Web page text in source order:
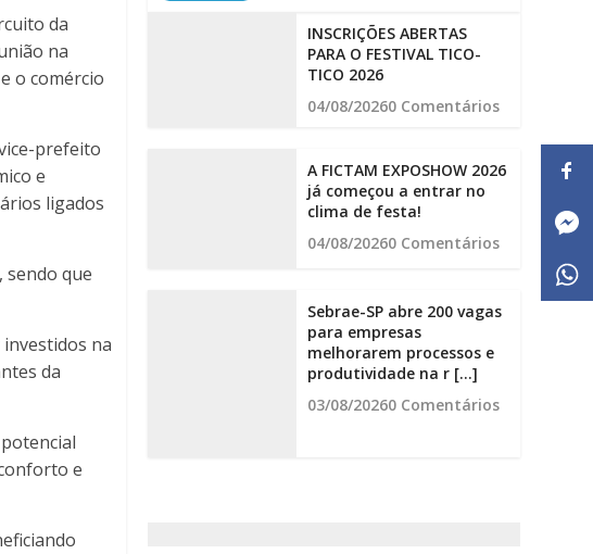
da
na
o comércio
prefeito
e
ligados
sendo que
na
da
e
INSCRIÇÕES ABERTAS
PARA O FESTIVAL TICO-
TICO 2026
04/08/20260 Comentários
A FICTAM EXPOSHOW 2026
já começou a entrar no
clima de festa!
04/08/20260 Comentários
Sebrae-SP abre 200 vagas
para empresas
melhorarem processos e
produtividade na r [...]
03/08/20260 Comentários